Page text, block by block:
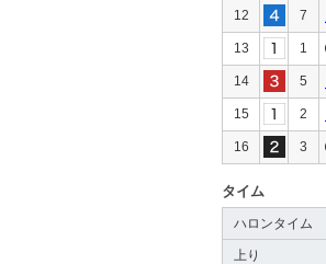
12 7
13 1
14 5
15 2
16 3
タイム
ハロンタイム
上り